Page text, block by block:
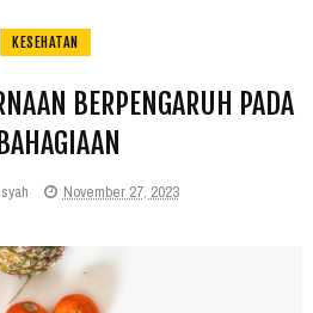
KESEHATAN
BERPENGARUH PADA
November 27, 2023